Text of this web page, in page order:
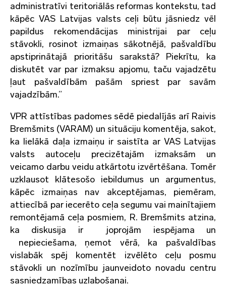
administratīvi teritoriālās reformas kontekstu, tad
kāpēc VAS Latvijas valsts ceļi būtu jāsniedz vēl
papildus rekomendācijas ministrijai par ceļu
stāvokli, rosinot izmaiņas sākotnējā, pašvaldību
apstiprinātajā prioritāšu sarakstā? Piekrītu, ka
diskutēt var par izmaksu apjomu, taču vajadzētu
ļaut pašvaldībām pašām spriest par savām
vajadzībām.”
VPR attīstības padomes sēdē piedalījās arī Raivis
Bremšmits (VARAM) un situāciju komentēja, sakot,
ka lielākā daļa izmaiņu ir saistīta ar VAS Latvijas
valsts autoceļu precizētajām izmaksām un
veicamo darbu veidu atkārtotu izvērtēšana. Tomēr
uzklausot klātesošo iebildumus un argumentus,
kāpēc izmaiņas nav akceptējamas, piemēram,
attiecībā par iecerēto ceļa segumu vai mainītajiem
remontējamā ceļa posmiem, R. Bremšmits atzina,
ka diskusija ir joprojām iespējama un
nepieciešama, ņemot vērā, ka pašvaldības
vislabāk spēj komentēt izvēlēto ceļu posmu
stāvokli un nozīmību jaunveidoto novadu centru
sasniedzamības uzlabošanai.